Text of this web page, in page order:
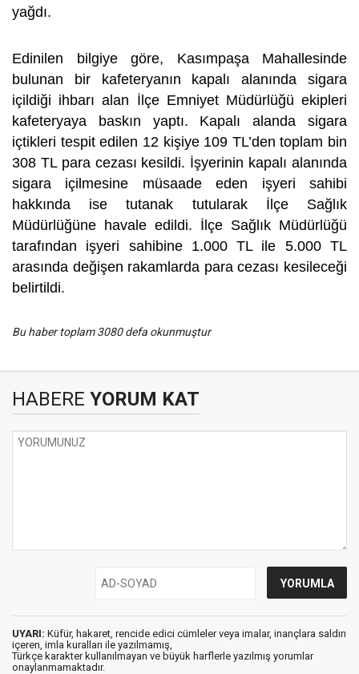
yağdı.
Edinilen bilgiye göre, Kasımpaşa Mahallesinde
bulunan bir kafeteryanın kapalı alanında sigara
içildiği ihbarı alan İlçe Emniyet Müdürlüğü ekipleri
kafeteryaya baskın yaptı. Kapalı alanda sigara
içtikleri tespit edilen 12 kişiye 109 TL’den toplam bin
308 TL para cezası kesildi. İşyerinin kapalı alanında
sigara içilmesine müsaade eden işyeri sahibi
hakkında ise tutanak tutularak İlçe Sağlık
Müdürlüğüne havale edildi. İlçe Sağlık Müdürlüğü
tarafından işyeri sahibine 1.000 TL ile 5.000 TL
arasında değişen rakamlarda para cezası kesileceği
belirtildi.
Bu haber toplam 3080 defa okunmuştur
HABERE YORUM KAT
UYARI: Küfür, hakaret, rencide edici cümleler veya imalar, inançlara saldırı
içeren, imla kuralları ile yazılmamış,
Türkçe karakter kullanılmayan ve büyük harflerle yazılmış yorumlar
onaylanmamaktadır.